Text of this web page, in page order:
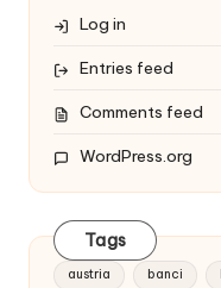
Log in
Entries feed
Comments feed
WordPress.org
Tags
austria banci